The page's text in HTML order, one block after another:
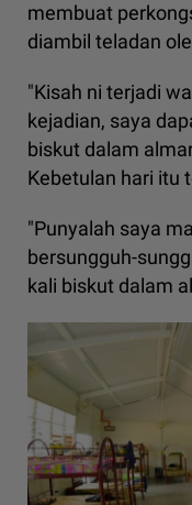
membuat
diambil teladan
"Kisah ni terjadi
kejadian, saya
biskut dalam
Kebetulan hari itu
"Punyalah saya
bersungguh-
kali biskut dalam